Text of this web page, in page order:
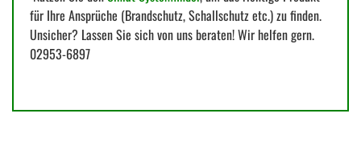
für Ihre Ansprüche (Brandschutz, Schallschutz etc.) zu finden.
Unsicher? Lassen Sie sich von uns beraten! Wir helfen gern.
02953-6897